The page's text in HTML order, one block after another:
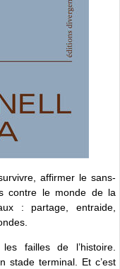
affirmer le sans-
contre le monde de la
: partage, entraide,
les failles de l’histoire.
stade terminal. Et c’est